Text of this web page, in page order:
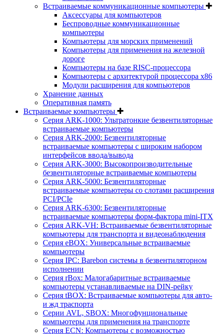
Встраиваемые коммуникационные компьютеры
Аксессуары для компьютеров
Беспроводные коммуникационные
компьютеры
Компьютеры для морских применений
Компьютеры для применения на железной
дороге
Компьютеры на базе RISC-процессора
Компьютеры с архитектурой процессора x86
Модули расширения для компьютеров
Хранение данных
Оперативная память
Встраиваемые компьютеры
Серия ARK-1000: Ультратонкие безвентиляторные
встраиваемые компьютеры
Серия ARK-2000: Безвентиляторные
встраиваемые компьютеры с широким набором
интерфейсов ввода/вывода
Серия ARK-3000: Высокопроизводительные
безвентиляторные встраиваемые компьютеры
Серия ARK-5000: Безвентиляторные
встраиваемые компьютеры со слотами расширения
PCI/PCIe
Серия ARK-6300: Безвентиляторные
встраиваемые компьютеры форм-фактора mini-ITX
Серия ARK-VH: Встраиваемые безвентиляторные
компьютеры для транспорта и видеонаблюдения
Серия eBOX: Универсальные встраиваемые
компьютеры
Серия IPC: Barebon системы в безвентиляторном
исполнении
Серия rBox: Малогабаритные встраиваемые
компьютеры устанавливаемые на DIN-рейку
Серия tBOX: Встраиваемые компьютеры для авто-
и жд траспорта
Серии AVL, SBOX: Многофунциональные
компьютеры для применения на транспорте
Серия ECN: Компьютеры с возможностью